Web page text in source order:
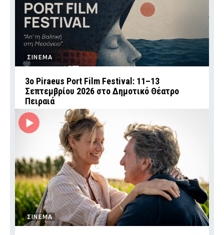
ΣΙΝΕΜΑ
3ο Piraeus Port Film Festival: 11–13
Σεπτεμβρίου 2026 στο Δημοτικό Θέατρο
Πειραιά
ΣΙΝΕΜΑ